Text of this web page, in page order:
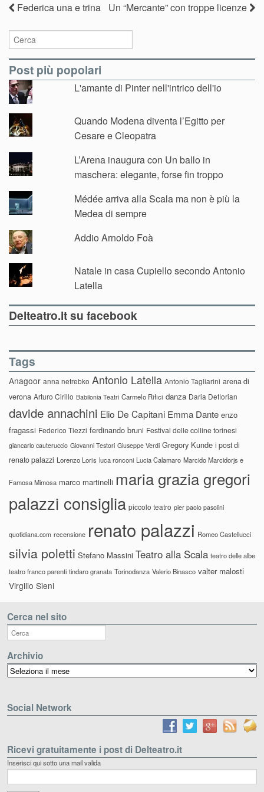
Federica una e trina Un “Mercante” con troppe licenze
Post più popolari
L'amante di Pinter nell'intrico dell'io
Quando Modena diventa l’Egitto per
Cesare e Cleopatra
L’Arena inaugura con Un ballo in
maschera: elegante, forse fin troppo
Médée arriva alla Scala ma non è più la
Medea di sempre
Addio Arnoldo Foà
Natale in casa Cupiello secondo Antonio
Latella
Delteatro.it su facebook
Tags
Anagoor anna netrebko Antonio Latella Antonio Tagliarini arena di
verona Arturo Cirillo Babilonia Teatri Carmelo Rifici danza Daria Deflorian
davide annachini Elio De Capitani Emma Dante enzo
fragassi Federico Tiezzi ferdinando bruni Festival delle colline torinesi
giancarlo cauteruccio Giovanni Testori Giuseppe Verdi Gregory Kunde i post di
renato palazzi Lorenzo Loris luca ronconi Lucia Calamaro Marcido Marcidorjs e
Famosa Mimosa marco martinelli maria grazia gregori
palazzi consiglia piccolo teatro pier paolo pasolini
quotidiana.com recensione renato palazzi Romeo Castellucci
silvia poletti Stefano Massini Teatro alla Scala teatro delle albe
teatro franco parenti tindaro granata Torinodanza Valerio Binasco valter malosti
Virgilio Sieni
Cerca nel sito
Archivio
Archivio
Social Network
Ricevi gratuitamente i post di Delteatro.it
Inserisci qui sotto una mail valida